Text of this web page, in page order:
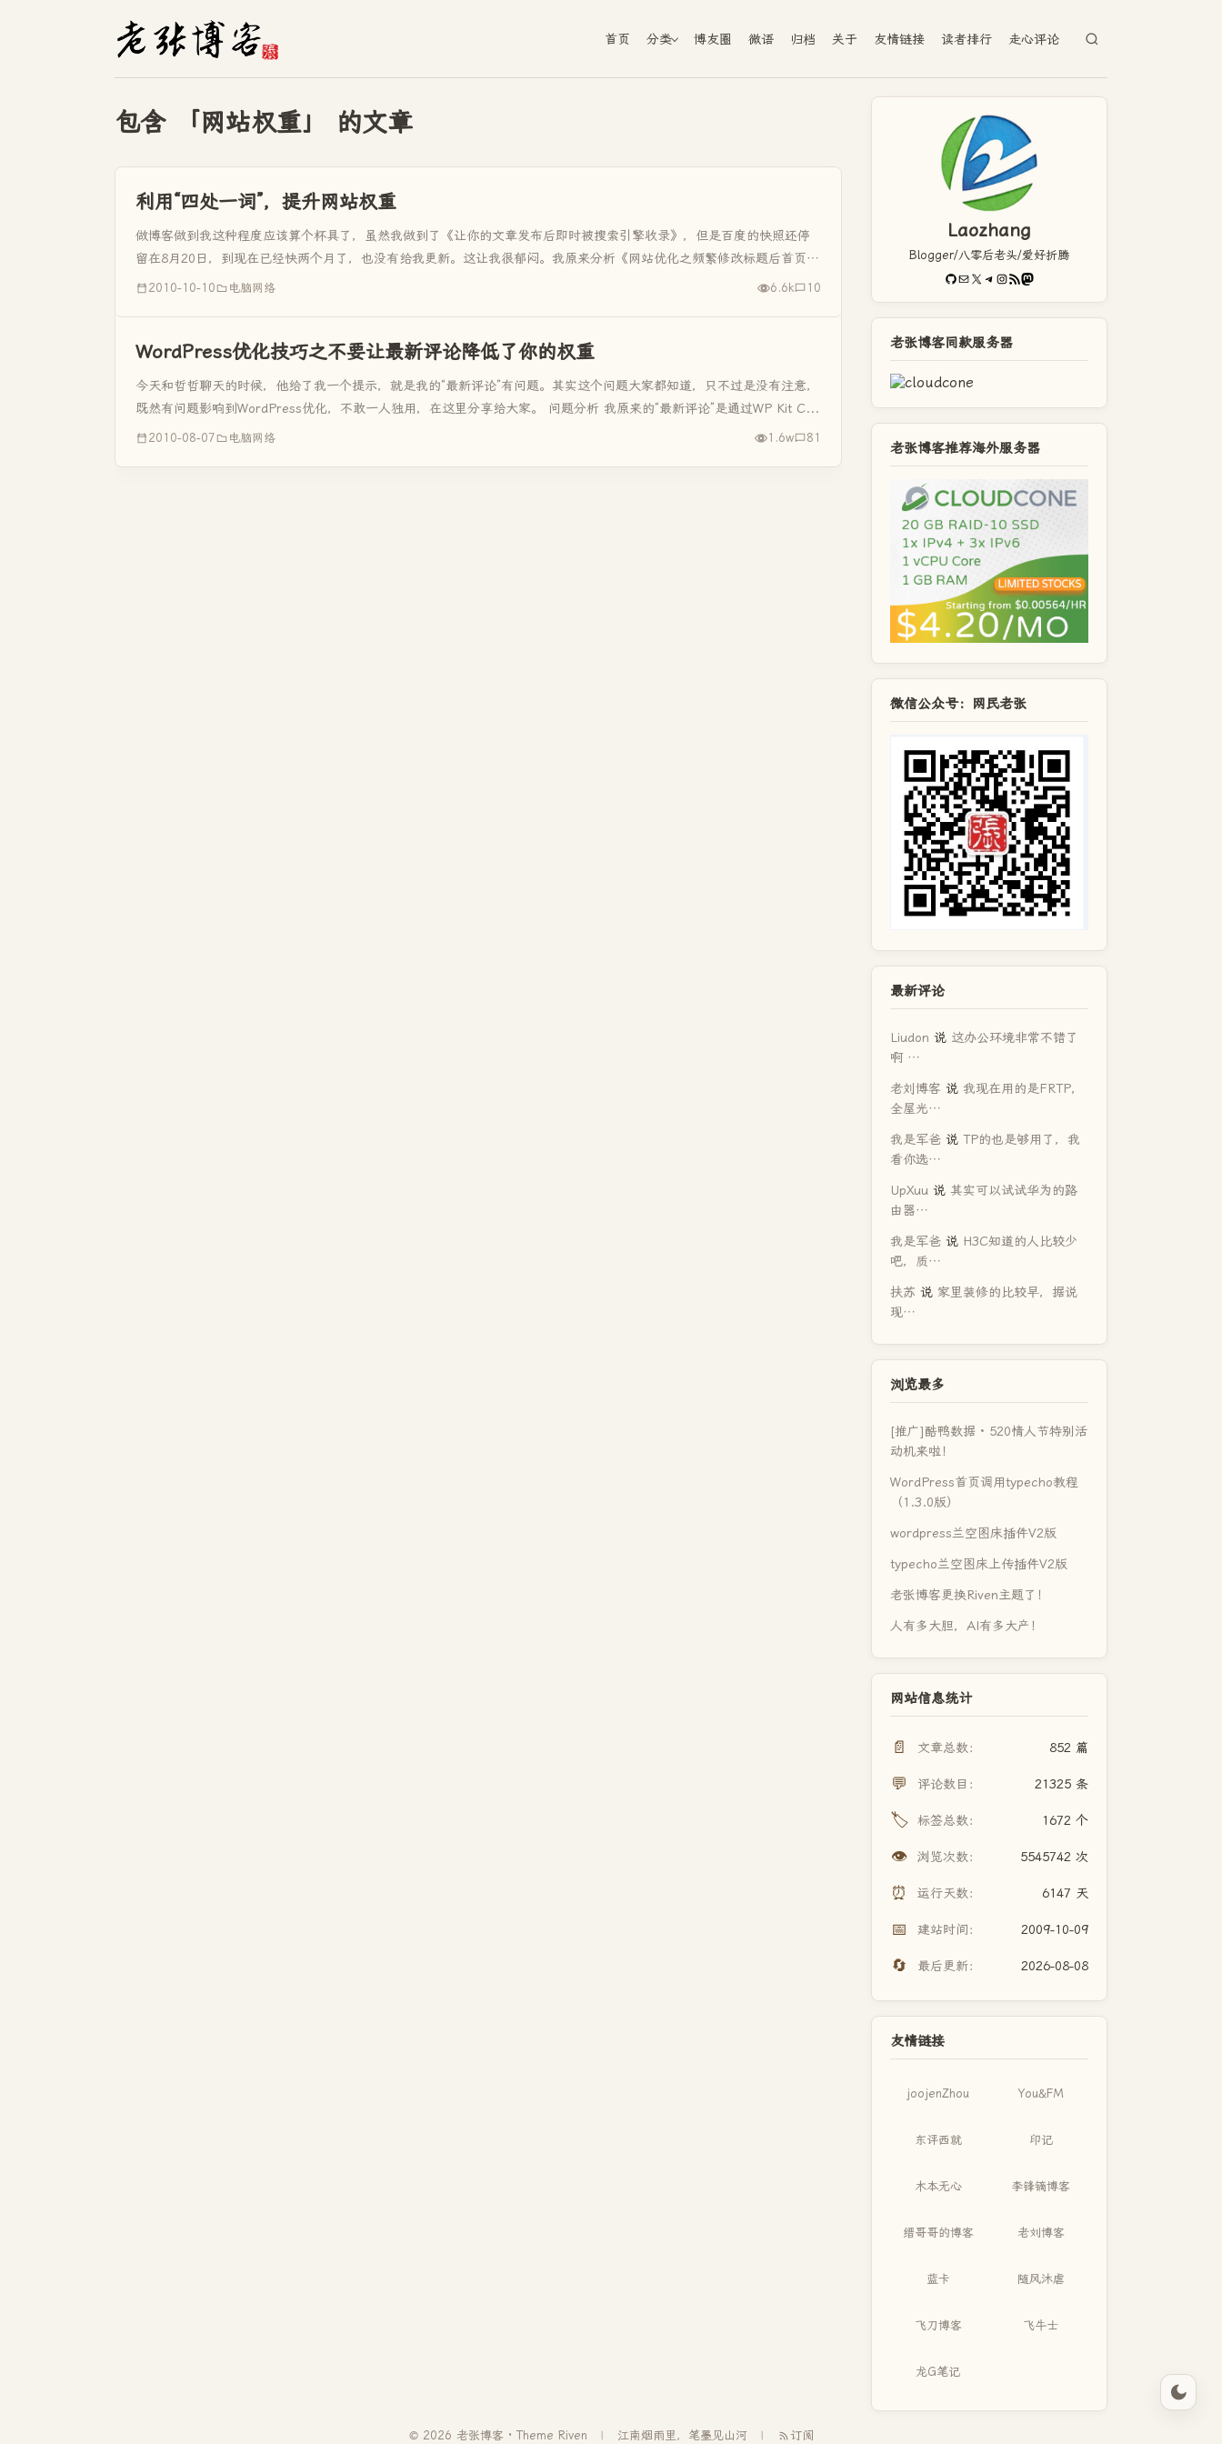
首页 分类 博友圈 微语 归档 关于 友情链接 读者排行 走心评论
包含 「网站权重」 的文章
利用“四处一词”，提升网站权重
做博客做到我这种程度应该算个杯具了，虽然我做到了《让你的文章发布后即时被搜索引擎收录》，但是百度的快照还停
留在8月20日，到现在已经快两个月了，也没有给我更新。这让我很郁闷。我原来分析《网站优化之频繁修改标题后首页降
权的解决方法》，认为...
2010-10-10 电脑网络 6.6k 10
WordPress优化技巧之不要让最新评论降低了你的权重
今天和哲哲聊天的时候，他给了我一个提示，就是我的“最新评论”有问题。其实这个问题大家都知道，只不过是没有注意，
既然有问题影响到WordPress优化，不敢一人独用，在这里分享给大家。 问题分析 我原来的“最新评论”是通过WP Kit C...
2010-08-07 电脑网络 1.6w 81
Laozhang
Blogger/八零后老头/爱好折腾
GitHub
电子邮件X Telegram
Instagram
RSS FeedMastodon
老张博客同款服务器
老张博客推荐海外服务器
微信公众号：网民老张
最新评论
Liudon 说 这办公环境非常不错了
啊 …
老刘博客 说 我现在用的是FRTP，
全屋光…
我是军爸 说 TP的也是够用了，我
看你选…
UpXuu 说 其实可以试试华为的路
由器…
我是军爸 说 H3C知道的人比较少
吧，质…
扶苏 说 家里装修的比较早，据说
现…
浏览最多
[推广]酷鸭数据 · 520情人节特别活
动机来啦！
WordPress首页调用typecho教程
（1.3.0版）
wordpress兰空图床插件V2版
typecho兰空图床上传插件V2版
老张博客更换Riven主题了！
人有多大胆，AI有多大产！
网站信息统计
📄 文章总数： 852 篇
💬 评论数目： 21325 条
🏷️ 标签总数： 1672 个
👁️ 浏览次数： 5545742 次
⏰ 运行天数： 6147 天
📅 建站时间： 2009-10-09
🔄 最后更新： 2026-08-08
友情链接
joojenZhou You&FM
东评西就 印记
木本无心 李锋镝博客
缙哥哥的博客 老刘博客
蓝卡 随风沐虐
飞刀博客 飞牛士
龙G笔记
© 2026 老张博客 · Theme Riven 江南烟雨里，笔墨见山河 订阅